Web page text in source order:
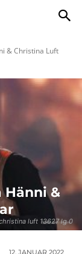
& Christina Luft
luft 13627 lg 0
Hänni &
12. JANUAR 2022